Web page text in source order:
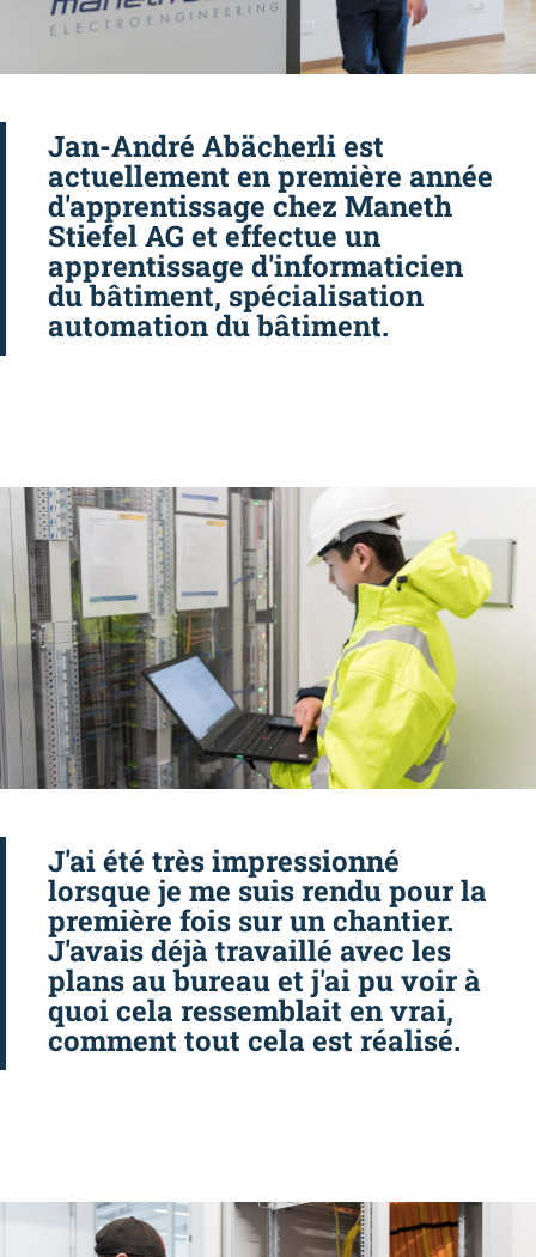
Jan-André Abächerli est
actuellement en première année
d'apprentissage chez Maneth
Stiefel AG et effectue un
apprentissage d'informaticien
du bâtiment, spécialisation
automation du bâtiment.
J'ai été très impressionné
lorsque je me suis rendu pour la
première fois sur un chantier.
J'avais déjà travaillé avec les
plans au bureau et j'ai pu voir à
quoi cela ressemblait en vrai,
comment tout cela est réalisé.